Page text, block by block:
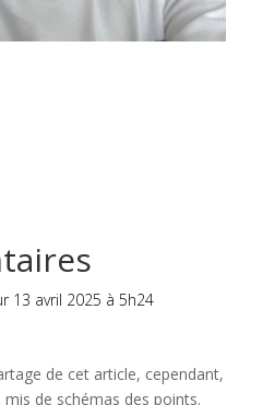
13 avril 2025 à 5h24
de cet article, cependant,
mis de schémas des points.